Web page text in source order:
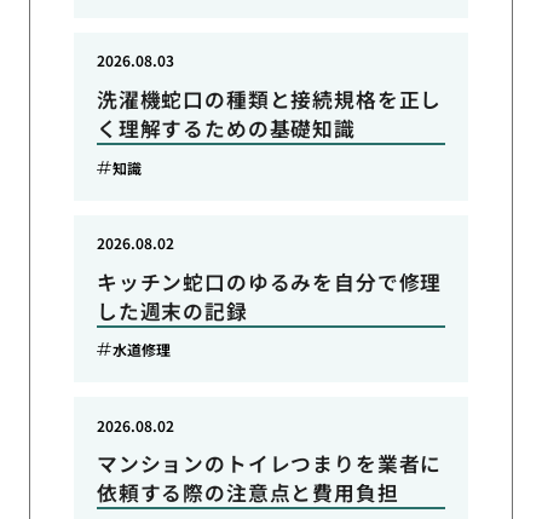
洗濯機蛇口の種類と接続規格を正し
く理解するための基礎知識
2026.08.03
知識
キッチン蛇口のゆるみを自分で修理
した週末の記録
2026.08.02
水道修理
マンションのトイレつまりを業者に
依頼する際の注意点と費用負担
2026.08.02